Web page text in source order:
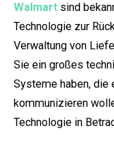
Walmart sind
Technologie zur
Verwaltung von
Sie ein großes
Systeme haben, die
kommunizieren
Technologie in